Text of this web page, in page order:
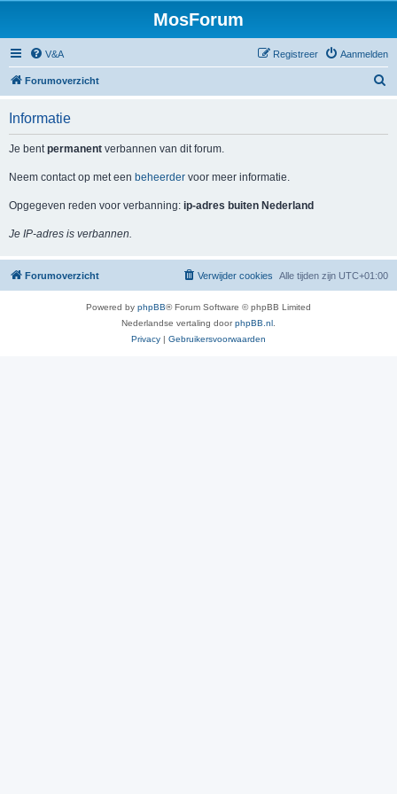
MosForum
V&A Aanmelden
Registreer
Forumoverzicht
Informatie
Je bentpermanent verbannen van dit forum.
Neem contact op met een beheerder voor meer informatie.
Opgegeven reden voor verbanning: ip-adres buiten Nederland
Je IP-adres is verbannen.
Forumoverzicht Alle tijden zijn UTC+01:00
Verwijder cookies
Powered by phpBB® Forum Software © phpBB Limited
Nederlandse vertaling doorphpBB.nl
Privacy | Gebruikersvoorwaarden